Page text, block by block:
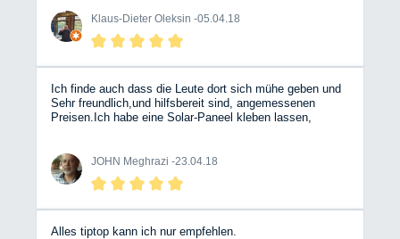
Klaus-Dieter Oleksin -05.04.18
Ich finde auch dass die Leute dort sich mühe geben und
Sehr freundlich,und hilfsbereit sind, angemessenen
Preisen.Ich habe eine Solar-Paneel kleben lassen,
dem nächst TÜV und mein Kuli bei diese Firma machen
lassen obwohl ich lange fahren muss es lohnt sich. John
Meghrazi Dipl.-Ing. Auch diesmal bei mein weitere
JOHN Meghrazi -23.04.18
Alles tiptop kann ich nur empfehlen.